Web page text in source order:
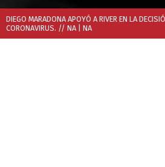
DIEGO MARADONA APOYÓ A RIVER EN LA
CORONAVIRUS. // NA | NA